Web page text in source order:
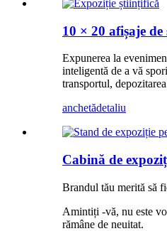
10 × 20 afișaje
Expunerea la
inteligentă de a vă
transportul,
anchetădetaliu
Cabină de
Brandul tău merită să
Amintiți -vă, nu este
rămâne de neuitat.